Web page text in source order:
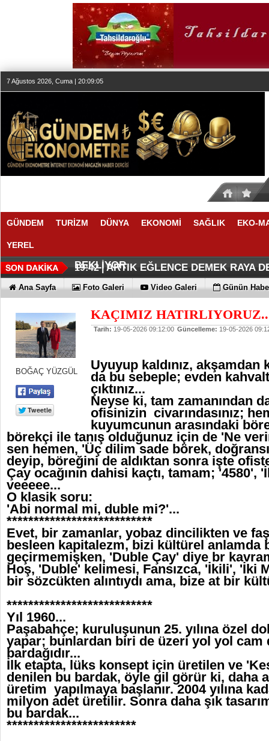
7 Ağustos 2026, Cuma | 20:09:05
GÜNDEM TURİZM DÜNYA EKONOMİ SAĞLIK EKO-
YEREL
20:00 |SEKTÖR, İSTİKRARLI BÜYÜME
BEKLİYOR
19:58 |MAKYÖZ CANSU DURKUN'DAN
19:42 |ARTIK EĞLENCE DEMEK RAYA
19:38 |İŞTE OYAK ÇİMENTO FARKI
19:36 |HER YÖNÜYLE MAXİMUM
19:30 |ÜÇÜNCÜ KEZ BULUTLARIN
19:27 |HOMEPORT STRATEJİSİ
SAĞLIYOR
07:09 |İŞTE O 500
Ana Sayfa Foto Galeri Video Galeri Günün
BOĞAÇ YÜZGÜL
KAÇIMIZ
Tarih: 19-05-2026 09:12:00 Güncelleme: 19-05-2026
Uyuyup kaldınız, akşamdan
da bu sebeple; evden
çıktınız...
Neyse ki, tam zamanından
ofisinizin civarındasınız;
kuyumcunun arasındaki
börekçi ile tanış olduğunuz için de 'Ne
sen hemen, 'Üç dilim sade börek,
deyip, böreğini de aldıktan sonra işte
Çay ocağının dahisi kaçtı, tamam; '4580',
veeeee...
O klasik soru:
'Abi normal mi, duble mi?'...
***************************
Evet, bir zamanlar, yobaz dincilikten ve
besleen kapitalezm, bizi kültürel anlamda
geçirmemişken, 'Duble Çay' diye br
Hoş, 'Duble' kelimesi, Fansızca, 'İkili', 'İki
bir sözcükten alıntıydı ama, bize at bir
***************************
Yıl 1960...
Paşabahçe; kuruluşunun 25. yılına özel
yapar; bunlardan biri de üzeri yol yol
bardağıdır...
İlk etapta, lüks konsept için üretilen ve
denilen bu bardak, öyle gil görür ki, daha
üretim yapılmaya başlanır. 2004 yılına
milyon adet üretilir. Sonra daha şık
bu bardak...
************************